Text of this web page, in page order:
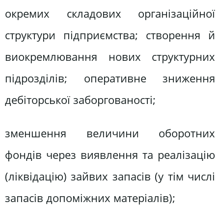
окремих складових організаційної
структури підприємства; створення й
виокремлювання нових структурних
підрозділів; оперативне зниження
дебіторської заборгованості;
зменшення величини оборотних
фондів через виявлення та реалізацію
(ліквідацію) зайвих запасів (у тім числі
запасів допоміжних матеріалів);